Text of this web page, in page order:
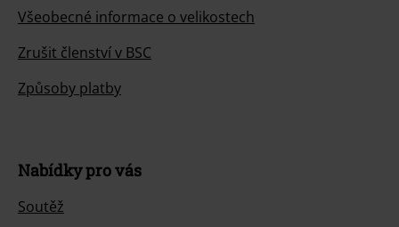
Všeobecné informace o velikostech
Zrušit členství v BSC
Způsoby platby
Nabídky pro vás
Soutěž